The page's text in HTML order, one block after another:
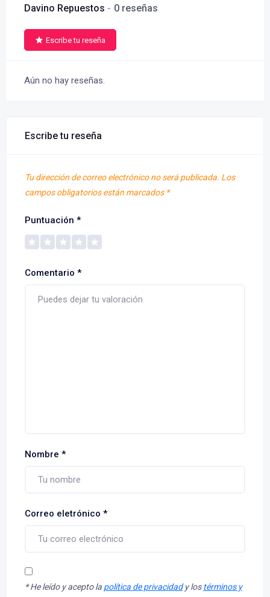
Davino Repuestos 0 reseñas
Escribe tu reseña
Aún no hay reseñas.
Escribe tu reseña
Tu dirección de correo electrónico no será publicada. Los
campos obligatorios están marcados *
Puntuación *
Comentario *
Nombre *
Correo eletrónico *
*He leído y acepto la política de privacidady lostérminos y